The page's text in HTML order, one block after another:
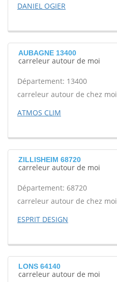
DANIEL OGIER
AUBAGNE 13400
carreleur autour de moi
Département: 13400
carreleur autour de chez moi
ATMOS CLIM
ZILLISHEIM 68720
carreleur autour de moi
Département: 68720
carreleur autour de chez moi
ESPRIT DESIGN
LONS 64140
carreleur autour de moi